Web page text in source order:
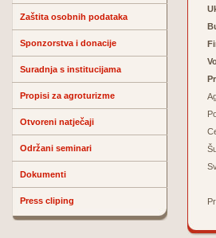
Zaštita osobnih podataka
Sponzorstva i donacije
Suradnja s institucijama
Propisi za agroturizme
Otvoreni natječaji
Održani seminari
Dokumenti
Press cliping